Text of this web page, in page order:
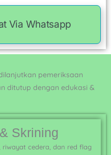
Via Whatsapp
pemeriksaan
ditutup dengan edukasi &
Skrining
riwayat cedera, dan red flag